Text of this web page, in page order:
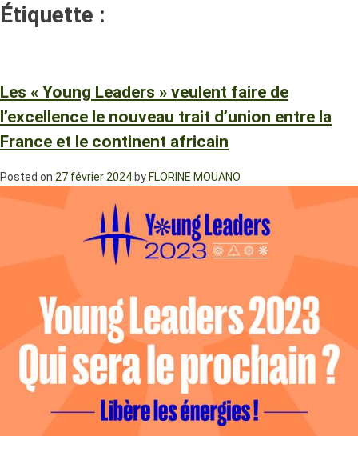
Étiquette :
Les « Young Leaders » veulent faire de
l’excellence le nouveau trait d’union entre la
France et le continent africain
Posted on 27 février 2024 by FLORINE MOUANO